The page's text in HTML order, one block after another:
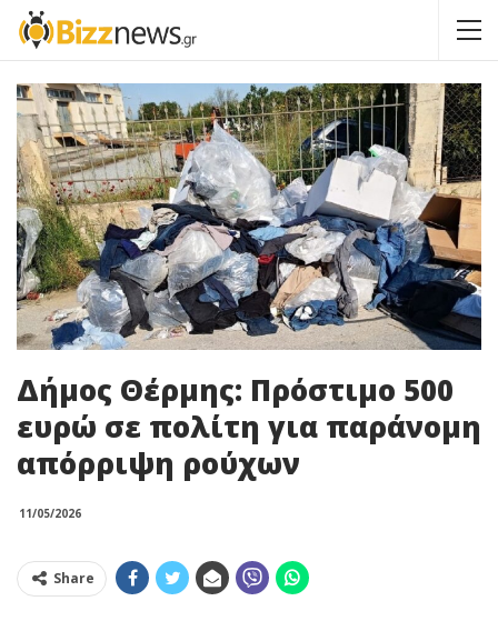
Δήμος Θέρμης: Πρόστιμο 500
ευρώ σε πολίτη για παράνομη
απόρριψη ρούχων
11/05/2026
Share